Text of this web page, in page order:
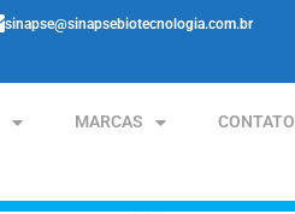
sinapse@sinapsebiotecnologia.com.br
MARCAS CONTATO